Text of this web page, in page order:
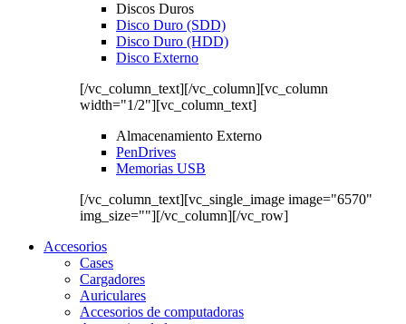
Discos Duros
Disco Duro (SDD)
Disco Duro (HDD)
Disco Externo
[/vc_column_text][/vc_column][vc_column
width="1/2"][vc_column_text]
Almacenamiento Externo
PenDrives
Memorias USB
[/vc_column_text][vc_single_image image="6570"
img_size=""][/vc_column][/vc_row]
Accesorios
Cases
Cargadores
Auriculares
Accesorios de computadoras